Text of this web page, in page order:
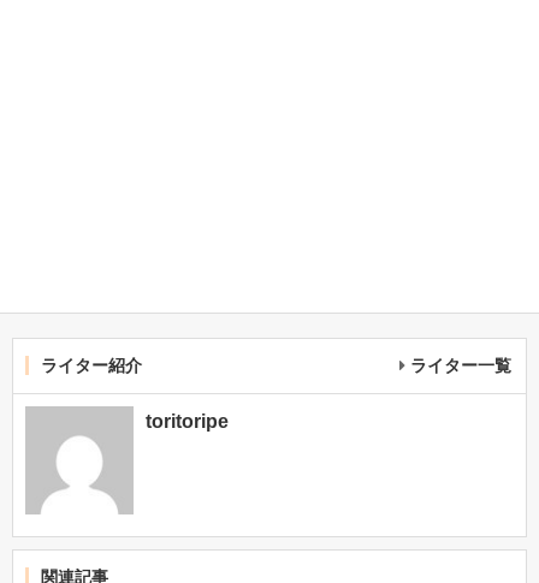
ライター紹介 ライター一覧
toritoripe
関連記事